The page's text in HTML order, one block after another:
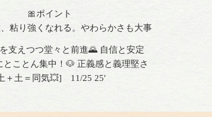
🎀ポイント
粘り強くなれる。やわらかさも大事
を支えつつ堂々と前進🌄 自信と安定
とことん集中！🐶 正義感と義理堅さ
＋土＝同気💥] 11/25 25′